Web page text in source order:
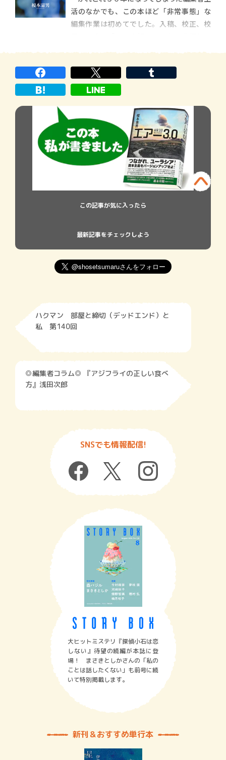
た。 自著を語 […]
活のなかでも、この本ほど「非常事態」な
編集作業は初めてでした。入稿、校正、校
は、５月上旬の吉祥寺の喫茶店。４月１６
日に発令された「緊急事態宣言」によって、
地上から人の
この記事が気に入ったら
最新記事をチェックしよう
ハクマン 部屋と締切（デッドエンド）と
私 第140回
◎編集者コラム◎ 『アジフライの正しい食べ
方』浅田次郎
SNSでも情報配信!
大ヒットミステリ『探偵小石は恋
しない』待望の続編が本誌に登
場！ まさきとしかさんの「私の
ことは話したくない」も前号に続
いて特別掲載します。
新刊＆おすすめ単行本